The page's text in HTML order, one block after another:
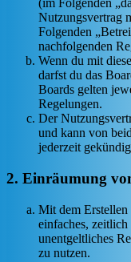
(im Folgenden
Nutzungsvertrag
Folgenden
nachfolgenden
Wenn du mit
darfst du das
Boards gelten
Regelungen.
Der
und kann von
jederzeit
2. Einräumung
Mit dem Erstellen
einfaches,
unentgeltliches
zu nutzen.